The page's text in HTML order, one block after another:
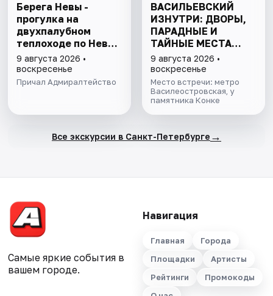
Берега Невы -
прогулка на
двухпалубном
теплоходе по Неве
с подходом к
Финскому заливу
9 августа 2026 •
воскресенье
Причал Адмиралтейство
ВАСИЛЬЕВСКИЙ
ИЗНУТРИ: ДВОРЫ,
ПАРАДНЫЕ И
ТАЙНЫЕ МЕСТА
ОСТРОВА
9 августа 2026 •
воскресенье
Место встречи: метро
Василеостровская, у
памятника Конке
Все экскурсии в Санкт-Петербурге →
Самые яркие события в
вашем городе.
Навигация
Главная
Города
Площадки
Артисты
Рейтинги
Промокоды